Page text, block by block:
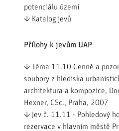
potenciálu území
↓ Katalog jevů
Přílohy k jevům UAP
↓ Téma 11.10 Cenné a
soubory z hlediska
architektura a kompozice,
Hexner, CSc., Praha, 2007
↓ Jev č. 11.11 - Pohledový
rezervace v hlavním městě